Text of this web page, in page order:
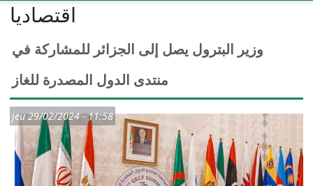
اقتصادیا
وزير البترول يصل إلى الجزائر للمشاركة في
منتدى الدول المصدرة للغاز
jeu 29/02/2024 - 11:58